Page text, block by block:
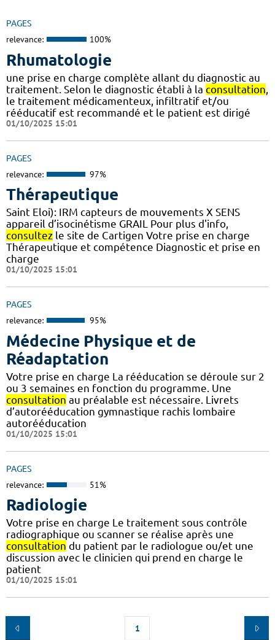
PAGES
relevance: 100%
Rhumatologie
une prise en charge complète allant du diagnostic au
traitement. Selon le diagnostic établi à la consultation
le traitement médicamenteux, infiltratif et/ou
rééducatif est recommandé et le patient est dirigé
01/10/2025 15:01
PAGES
relevance: 97%
Thérapeutique
Saint Eloi): IRM capteurs de mouvements X SENS
appareil d’isocinétisme GRAIL Pour plus d'info,
consultez le site de Cartigen Votre prise en charge
Thérapeutique et compétence Diagnostic et prise en
charge
01/10/2025 15:01
PAGES
relevance: 95%
Médecine Physique et de
Réadaptation
Votre prise en charge La rééducation se déroule sur 2
ou 3 semaines en fonction du programme. Une
consultation au préalable est nécessaire. Livrets
d’autorééducation gymnastique rachis lombaire
autorééducation
01/10/2025 15:01
PAGES
relevance: 51%
Radiologie
Votre prise en charge Le traitement sous contrôle
radiographique ou scanner se réalise après une
consultation du patient par le radiologue ou/et une
discussion avec le clinicien qui prend en charge le
patient
01/10/2025 15:01
1